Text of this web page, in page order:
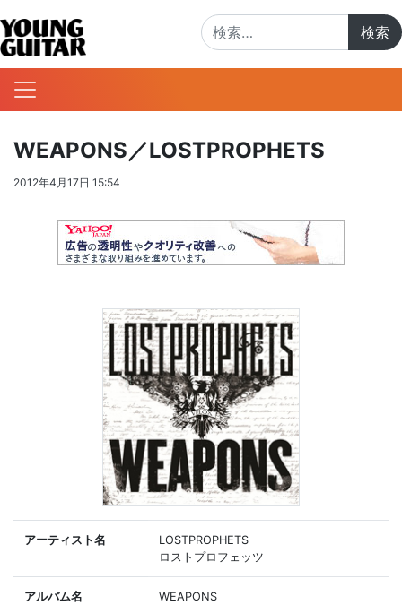
WEAPONS／LOSTPROPHETS
2012年4月17日 15:54
アーティスト名
LOSTPROPHETS
ロストプロフェッツ
アルバム名
WEAPONS